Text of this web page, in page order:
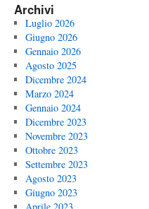
Archivi
Luglio 2026
Giugno 2026
Gennaio 2026
Agosto 2025
Dicembre 2024
Marzo 2024
Gennaio 2024
Dicembre 2023
Novembre 2023
Ottobre 2023
Settembre 2023
Agosto 2023
Giugno 2023